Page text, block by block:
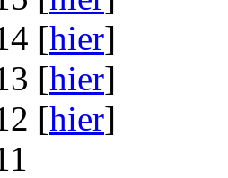
[hier]
[hier]
[hier]